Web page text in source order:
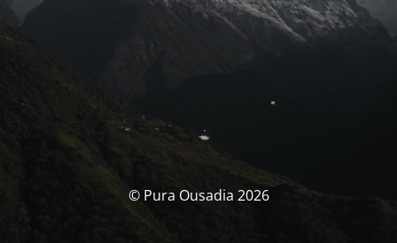
© Pura Ousadia 2026